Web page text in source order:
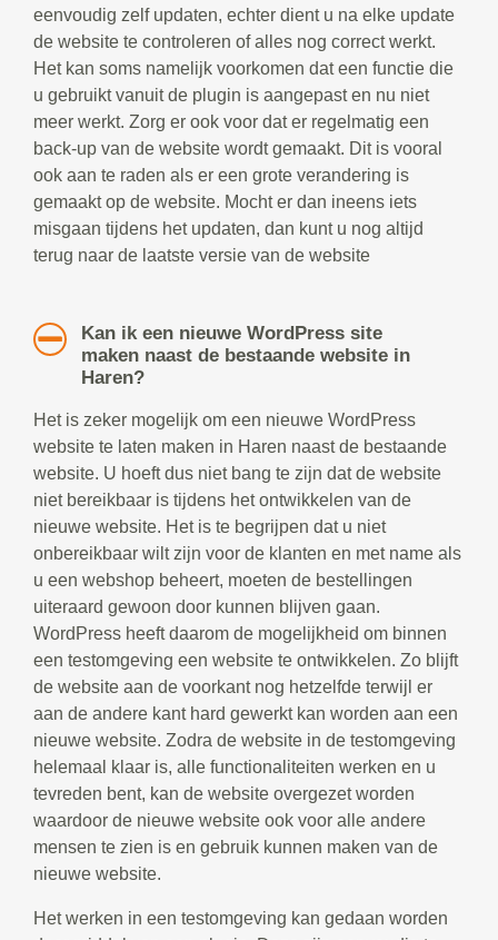
eenvoudig zelf updaten, echter dient u na elke update
de website te controleren of alles nog correct werkt.
Het kan soms namelijk voorkomen dat een functie die
u gebruikt vanuit de plugin is aangepast en nu niet
meer werkt. Zorg er ook voor dat er regelmatig een
back-up van de website wordt gemaakt. Dit is vooral
ook aan te raden als er een grote verandering is
gemaakt op de website. Mocht er dan ineens iets
misgaan tijdens het updaten, dan kunt u nog altijd
terug naar de laatste versie van de website
Kan ik een nieuwe WordPress site
maken naast de bestaande website in
Haren?
Het is zeker mogelijk om een nieuwe WordPress
website te laten maken in Haren naast de bestaande
website. U hoeft dus niet bang te zijn dat de website
niet bereikbaar is tijdens het ontwikkelen van de
nieuwe website. Het is te begrijpen dat u niet
onbereikbaar wilt zijn voor de klanten en met name als
u een webshop beheert, moeten de bestellingen
uiteraard gewoon door kunnen blijven gaan.
WordPress heeft daarom de mogelijkheid om binnen
een testomgeving een website te ontwikkelen. Zo blijft
de website aan de voorkant nog hetzelfde terwijl er
aan de andere kant hard gewerkt kan worden aan een
nieuwe website. Zodra de website in de testomgeving
helemaal klaar is, alle functionaliteiten werken en u
tevreden bent, kan de website overgezet worden
waardoor de nieuwe website ook voor alle andere
mensen te zien is en gebruik kunnen maken van de
nieuwe website.
Het werken in een testomgeving kan gedaan worden